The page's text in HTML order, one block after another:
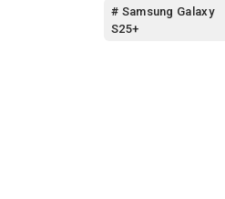
# Samsung Galaxy
S25+